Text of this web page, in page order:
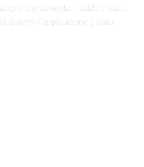
il 2020 è stato
quando l’applicazione è stata